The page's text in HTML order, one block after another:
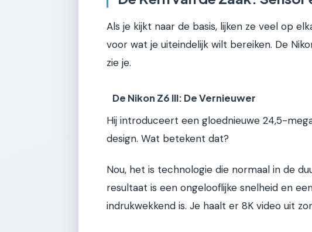
Als je kijkt naar de basis, lijken ze veel op
voor wat je uiteindelijk wilt bereiken. De
zie je.
De Nikon Z6 III: De Vernieuwer
Hij introduceert een gloednieuwe 24,5-
design. Wat betekent dat?
Nou, het is technologie die normaal in de
resultaat is een ongelooflijke snelheid en
indrukwekkend is. Je haalt er 8K video uit